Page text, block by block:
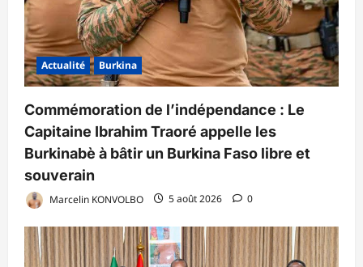
Actualité Burkina
Commémoration de l’indépendance : Le
Capitaine Ibrahim Traoré appelle les
Burkinabè à bâtir un Burkina Faso libre et
souverain
Marcelin KONVOLBO 5 août 2026 0